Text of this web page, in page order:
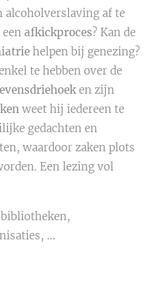
alcoholverslaving af te
afkickproces? Kan de
helpen bij genezing?
te hebben over de
en zijn
weet hij iedereen te
gedachten en
waardoor zaken plots
Een lezing vol
...